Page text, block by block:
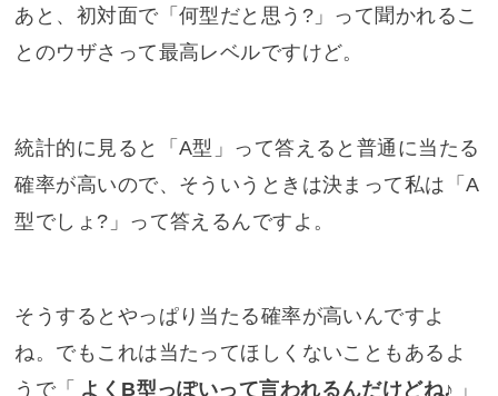
あと、初対面で「何型だと思う?」って聞かれるこ
とのウザさって最高レベルですけど。
統計的に見ると「A型」って答えると普通に当たる
確率が高いので、そういうときは決まって私は「A
型でしょ?」って答えるんですよ。
そうするとやっぱり当たる確率が高いんですよ
ね。でもこれは当たってほしくないこともあるよ
うで「 よくB型っぽいって言われるんだけどね♪ 」